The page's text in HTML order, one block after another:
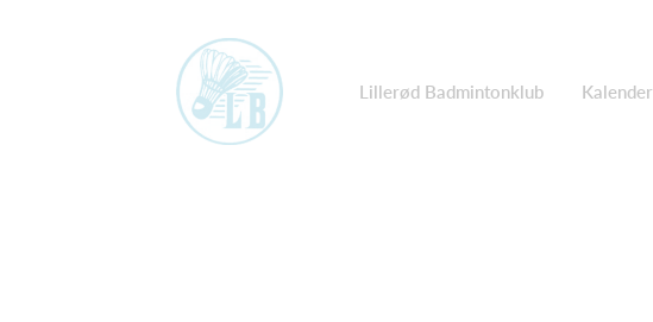
Lillerød Badmintonklub Kalender